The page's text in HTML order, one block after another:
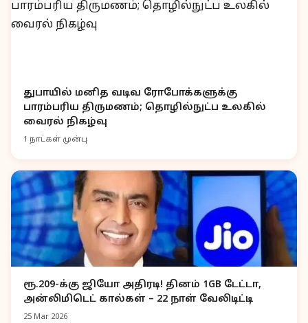
துபாயில் மனித வடிவ ரோபோக்களுக்கு
பாரம்பரிய திருமணம்; தொழில்நுட்ப உலகில்
வைரல் நிகழ்வு
1 நாட்கள் முன்பு
ரூ.209-க்கு ஜியோ அதிரடி! தினம் 1GB டேட்டா,
அன்லிமிடெட் கால்கள் – 22 நாள் வேலிடிட்டி
25 Mar 2026